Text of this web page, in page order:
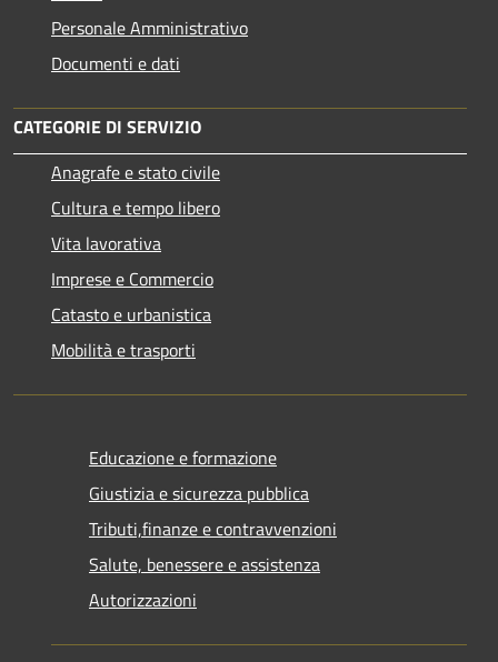
Personale Amministrativo
Documenti e dati
CATEGORIE DI SERVIZIO
Anagrafe e stato civile
Cultura e tempo libero
Vita lavorativa
Imprese e Commercio
Catasto e urbanistica
Mobilità e trasporti
Educazione e formazione
Giustizia e sicurezza pubblica
Tributi,finanze e contravvenzioni
Salute, benessere e assistenza
Autorizzazioni